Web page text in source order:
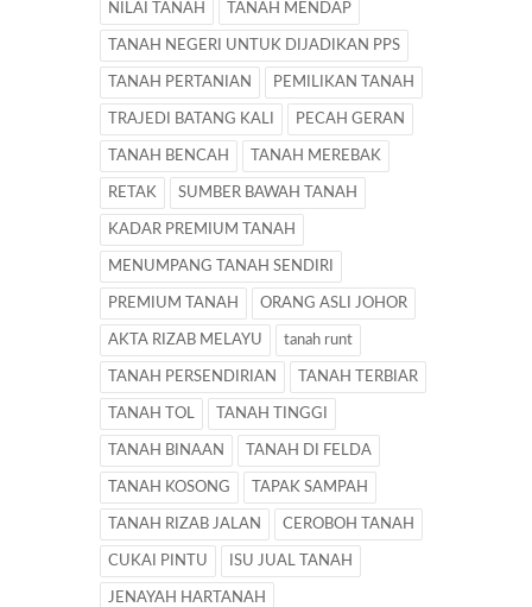
NILAI TANAH TANAH MENDAP
TANAH NEGERI UNTUK DIJADIKAN PPS
TANAH PERTANIAN PEMILIKAN TANAH
TRAJEDI BATANG KALI PECAH GERAN
TANAH BENCAH TANAH MEREBAK
RETAK SUMBER BAWAH TANAH
KADAR PREMIUM TANAH
MENUMPANG TANAH SENDIRI
PREMIUM TANAH ORANG ASLI JOHOR
AKTA RIZAB MELAYU tanah runt
TANAH PERSENDIRIAN TANAH TERBIAR
TANAH TOL TANAH TINGGI
TANAH BINAAN TANAH DI FELDA
TANAH KOSONG TAPAK SAMPAH
TANAH RIZAB JALAN CEROBOH TANAH
CUKAI PINTU ISU JUAL TANAH
JENAYAH HARTANAH